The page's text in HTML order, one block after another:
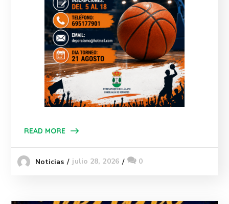
READ MORE
Noticias julio 28, 2026 0